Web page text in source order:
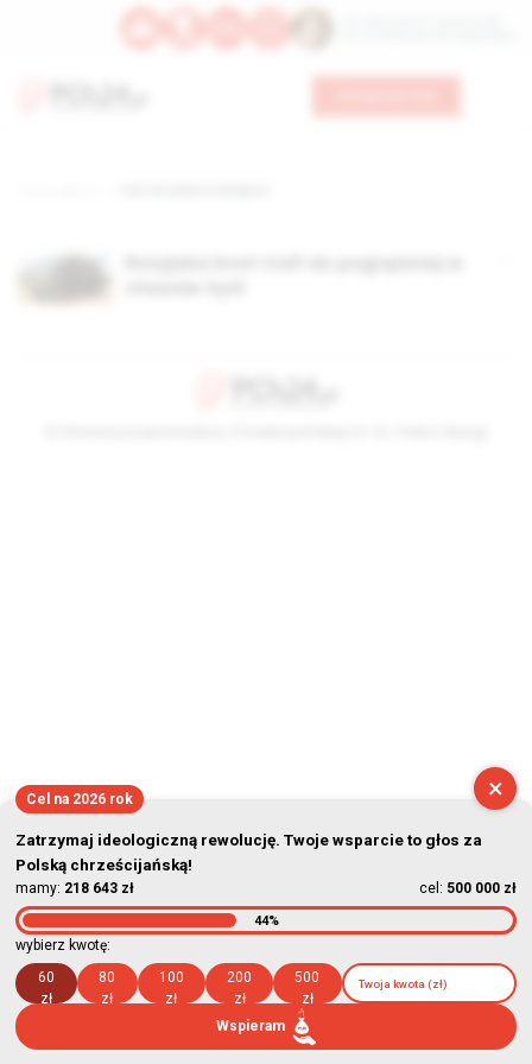
×
Cel na 2026 rok
Zatrzymaj ideologiczną rewolucję. Twoje wsparcie to głos za
Polską chrześcijańską!
mamy: 218 643 zł cel: 500 000 zł
44%
wybierz kwotę:
60
zł
80
zł
100
zł
200
zł
500
zł
Wspieram